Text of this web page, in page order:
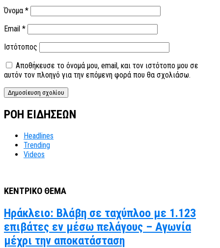
Όνομα *
Email *
Ιστότοπος
Αποθήκευσε το όνομά μου, email, και τον ιστότοπο μου σε
αυτόν τον πλοηγό για την επόμενη φορά που θα σχολιάσω.
ΡΟΗ ΕΙΔΗΣΕΩΝ
Headlines
Trending
Videos
ΚΕΝΤΡΙΚΟ ΘΕΜΑ
Ηράκλειο: Βλάβη σε ταχύπλοο με 1.123
επιβάτες εν μέσω πελάγους – Αγωνία
μέχρι την αποκατάσταση